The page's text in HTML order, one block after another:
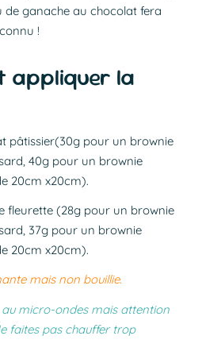
de ganache au chocolat fera
!
appliquer la
pâtissier(30g pour un brownie
40g pour un brownie
20cm x20cm).
fleurette (28g pour un brownie
37g pour un brownie
20cm x20cm).
mais non bouillie.
micro-ondes mais attention
faites pas chauffer trop